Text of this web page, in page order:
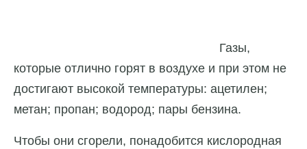
Газы,
которые отлично горят в воздухе и при этом не
достигают высокой температуры: ацетилен;
метан; пропан; водород; пары бензина.
Чтобы они сгорели, понадобится кислородная